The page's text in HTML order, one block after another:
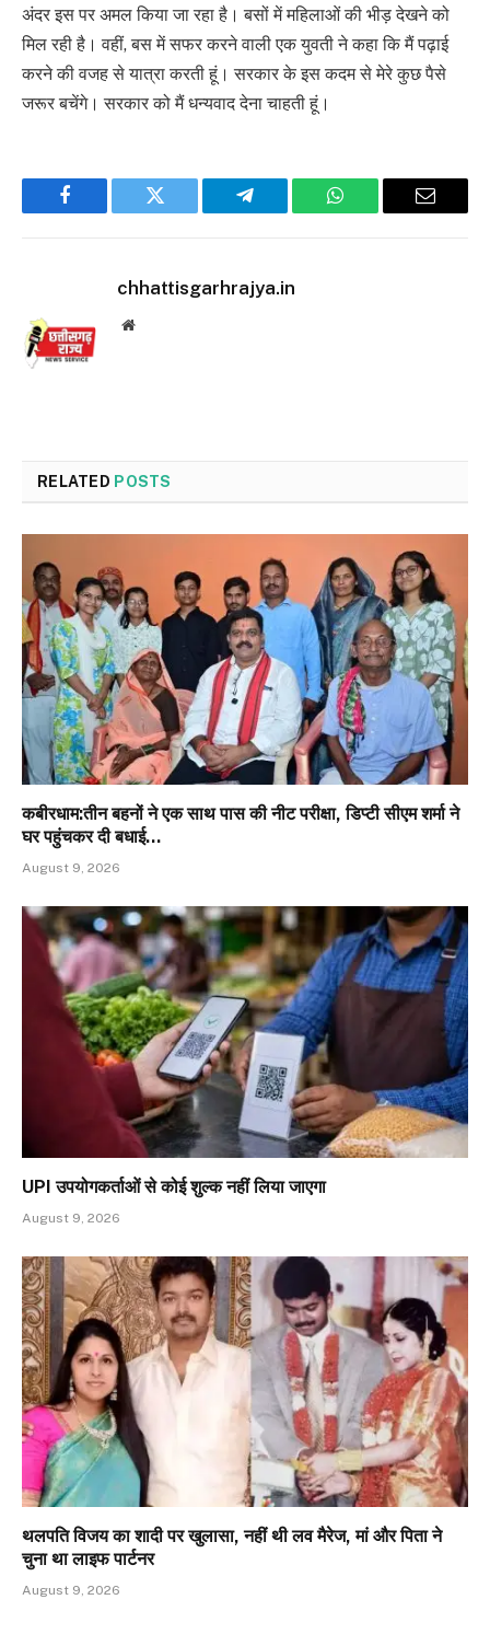
अंदर इस पर अमल किया जा रहा है। बसों में महिलाओं की भीड़ देखने को
मिल रही है। वहीं, बस में सफर करने वाली एक युवती ने कहा कि मैं पढ़ाई
करने की वजह से यात्रा करती हूं। सरकार के इस कदम से मेरे कुछ पैसे
जरूर बचेंगे। सरकार को मैं धन्यवाद देना चाहती हूं।
Facebook Twitter Telegram WhatsApp Email
chhattisgarhrajya.in
Website
RELATED POSTS
कबीरधाम:तीन बहनों ने एक साथ पास की नीट परीक्षा, डिप्टी सीएम शर्मा ने
घर पहुंचकर दी बधाई…
August 9, 2026
UPI उपयोगकर्ताओं से कोई शुल्क नहीं लिया जाएगा
August 9, 2026
थलपति विजय का शादी पर खुलासा, नहीं थी लव मैरेज, मां और पिता ने
चुना था लाइफ पार्टनर
August 9, 2026